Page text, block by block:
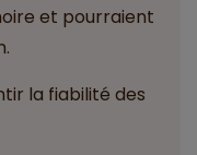
et pourraient
la fiabilité des